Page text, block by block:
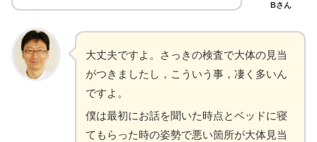
Bさん
大丈夫ですよ。さっきの検査で大体の見当
がつきましたし，こういう事，凄く多いん
ですよ。
僕は最初にお話を聞いた時点とベッドに寝
てもらった時の姿勢で悪い箇所が大体見当